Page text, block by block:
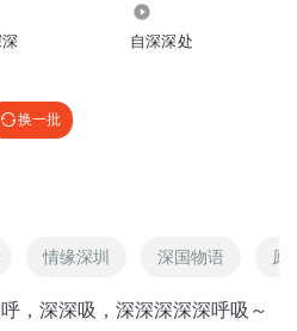
自深深处
换一批
情缘深圳 深国物语 原
，深深吸，深深深深深呼吸～